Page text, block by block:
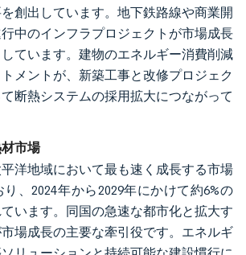
創出しています。地下鉄路線や商業開
中のインフラプロジェクトが市場成長
ています。建物のエネルギー消費削減
メントが、新築工事と改修プロジェク
断熱システムの採用拡大につながって
市場
洋地域において最も速く成長する市場
、2024年から2029年にかけて約6%の
います。同国の急速な都市化と拡大す
場成長の主要な牽引役です。エネルギ